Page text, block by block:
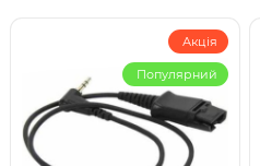
Акція
Популярний